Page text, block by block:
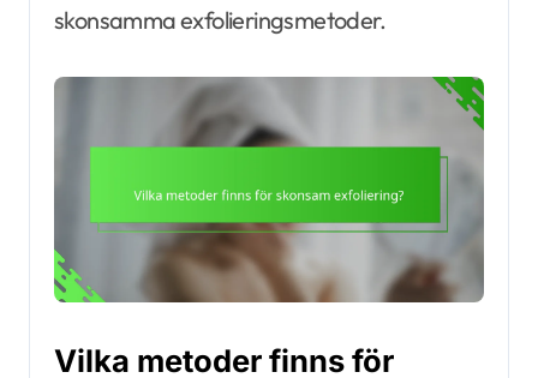
skonsamma exfolieringsmetoder.
Vilka metoder finns för